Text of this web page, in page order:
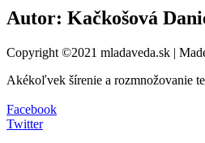
Autor: Kačkošová
Copyright ©2021 mladaveda.sk |
Akékoľvek šírenie a rozmnožovanie
Facebook
Twitter